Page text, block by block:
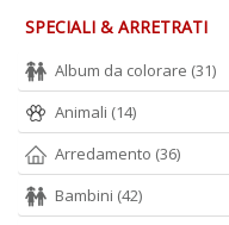
SPECIALI & ARRETRATI
Album da colorare (31)
Animali (14)
Arredamento (36)
Bambini (42)